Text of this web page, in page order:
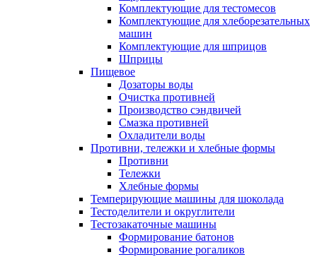
Комплектующие для тестомесов
Комплектующие для хлеборезательных
машин
Комплектующие для шприцов
Шприцы
Пищевое
Дозаторы воды
Очистка противней
Производство сэндвичей
Смазка противней
Охладители воды
Противни, тележки и хлебные формы
Противни
Тележки
Хлебные формы
Темперирующие машины для шоколада
Тестоделители и округлители
Тестозакаточные машины
Формирование батонов
Формирование рогаликов